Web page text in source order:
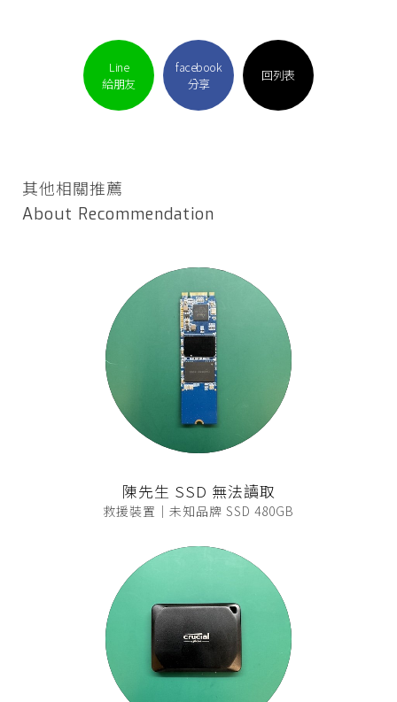
Line
給朋友
facebook
分享
回列表
其他相關推薦
About Recommendation
陳先生 SSD 無法讀取
救援裝置｜未知品牌 SSD 480GB